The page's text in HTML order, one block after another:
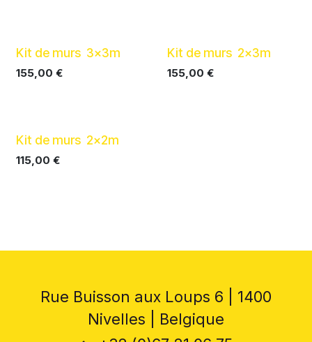
Kit de murs 3x3m
155,00 €
Kit de murs 2x3m
155,00 €
Kit de murs 2x2m
115,00 €
Rue Buisson aux Loups 6 | 1400
Nivelles | Belgique